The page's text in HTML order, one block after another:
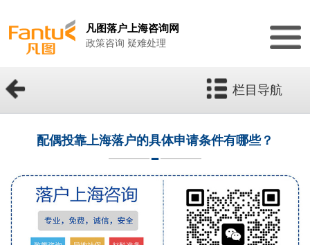
凡图落户上海咨询网
政策咨询 疑难处理
栏目导航
配偶投靠上海落户的具体申请条件有哪些？